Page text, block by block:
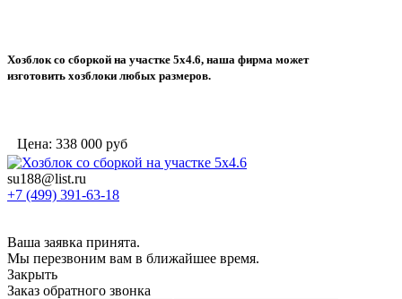
Хозблок со сборкой на участке 5х4.6, наша фирма может
изготовить хозблоки любых размеров.
Цена: 338 000 руб
su188@list.ru
+7 (499) 391-63-18
Ваша заявка принята.
Мы перезвоним вам в ближайшее время.
Закрыть
Заказ обратного звонка